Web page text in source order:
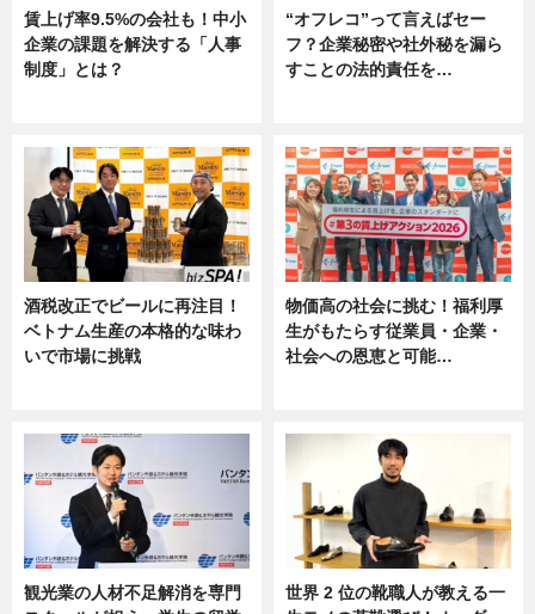
賃上げ率9.5%の会社も！中小
企業の課題を解決する「人事
制度」とは？
“オフレコ”って言えばセー
フ？企業秘密や社外秘を漏ら
すことの法的責任を…
酒税改正でビールに再注目！
ベトナム生産の本格的な味わ
いで市場に挑戦
物価高の社会に挑む！福利厚
生がもたらす従業員・企業・
社会への恩恵と可能…
観光業の人材不足解消を専門
世界 2 位の靴職人が教える一